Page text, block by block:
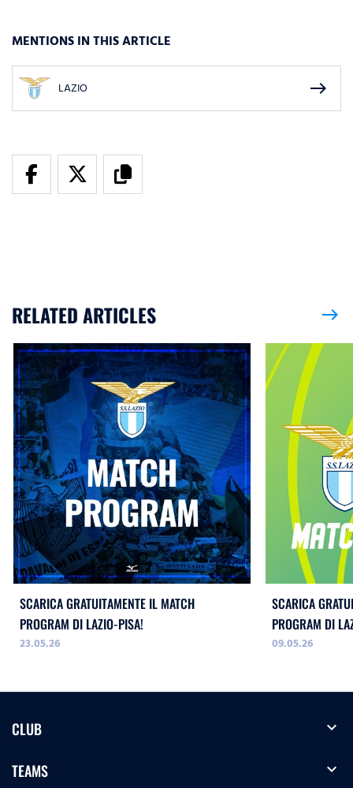
MENTIONS IN THIS ARTICLE
LAZIO east
RELATED ARTICLES east
SCARICA GRATUITAMENTE IL MATCH
PROGRAM DI LAZIO-PISA!
23.05.26
SCARICA
PROGRAM DI
WOMEN!
09.05.26
CLUB expand_more
TEAMS expand_more